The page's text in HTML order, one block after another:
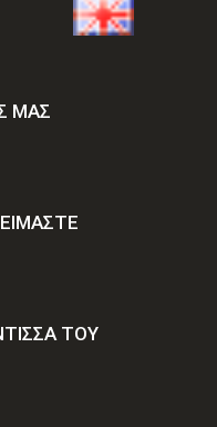
ΜΑΣ
ΕΙΜΑΣΤΕ
ΤΟΥ